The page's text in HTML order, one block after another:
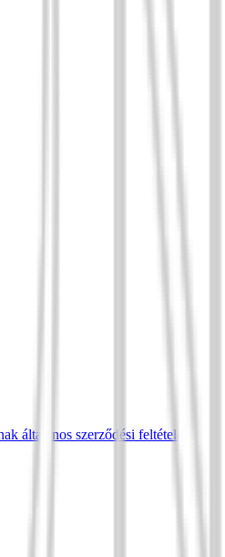
általános szerződési feltételei